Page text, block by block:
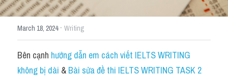
Line graph
Bar chart
Đề thi thật IELTS GENERAL
March 18, 2024· Writing
Bên cạnh hướng dẫn em cách viết IELTS WRITING
không bị dài & Bài sửa đề thi IELTS WRITING TASK 2